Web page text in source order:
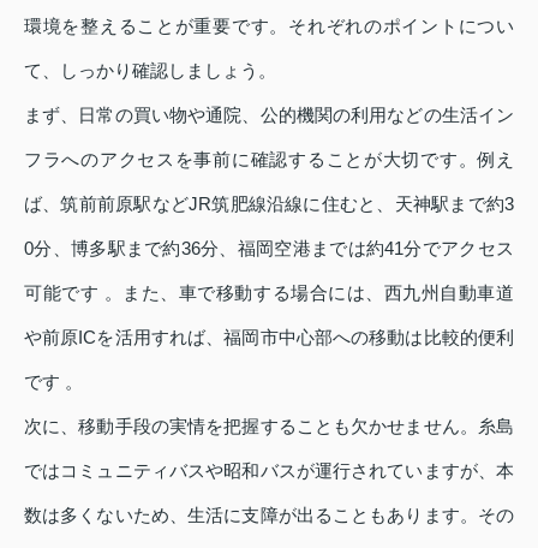
環境を整えることが重要です。それぞれのポイントについ
て、しっかり確認しましょう。
まず、日常の買い物や通院、公的機関の利用などの生活イン
フラへのアクセスを事前に確認することが大切です。例え
ば、筑前前原駅などJR筑肥線沿線に住むと、天神駅まで約3
0分、博多駅まで約36分、福岡空港までは約41分でアクセス
可能です 。また、車で移動する場合には、西九州自動車道
や前原ICを活用すれば、福岡市中心部への移動は比較的便利
です 。
次に、移動手段の実情を把握することも欠かせません。糸島
ではコミュニティバスや昭和バスが運行されていますが、本
数は多くないため、生活に支障が出ることもあります。その